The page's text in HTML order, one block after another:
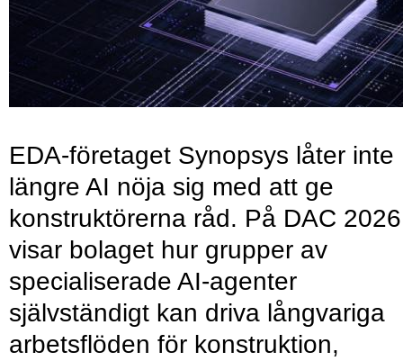
EDA-företaget Synopsys låter inte
längre AI nöja sig med att ge
konstruktörerna råd. På DAC 2026
visar bolaget hur grupper av
specialiserade AI-agenter
självständigt kan driva långvariga
arbetsflöden för konstruktion,